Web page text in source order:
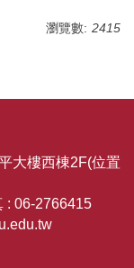
瀏覽數: 2415
大樓西棟2F(位置
06-2766415